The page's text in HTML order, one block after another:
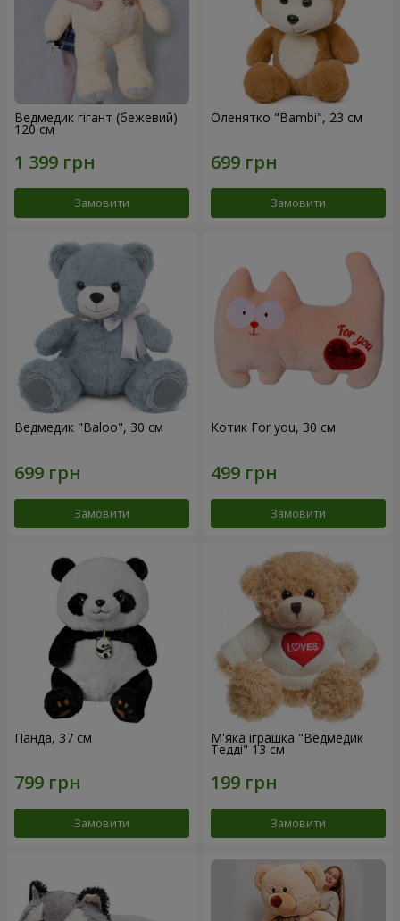
Ведмедик гігант (бежевий)
120 см
Замовити
Оленятко "Bambi", 23 см
Замовити
Ведмедик "Baloo", 30 см
Замовити
Котик For you, 30 см
Замовити
Панда, 37 см
Замовити
М'яка іграшка "Ведмедик
Тедді" 13 см
Замовити